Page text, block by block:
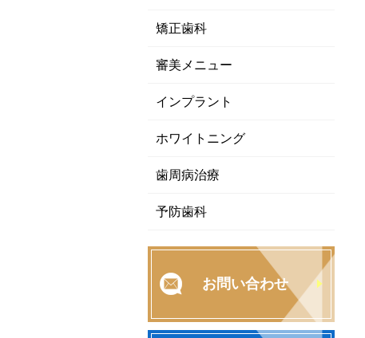
矯正歯科
審美メニュー
インプラント
ホワイトニング
歯周病治療
予防歯科
お問い合わせ